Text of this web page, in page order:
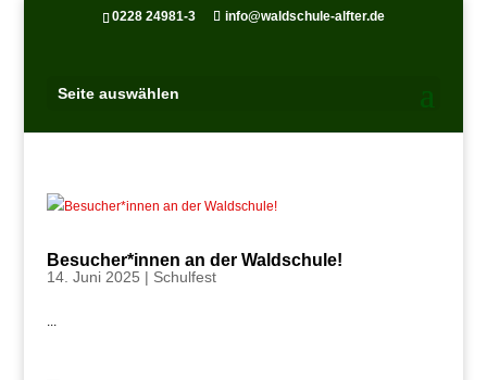
0228 24981-3 info@waldschule-alfter.de
Seite auswählen
Besucher*innen an der Waldschule!
14. Juni 2025 | Schulfest
...